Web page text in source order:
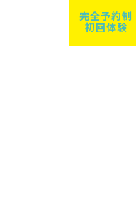
完全予約制
初回体験